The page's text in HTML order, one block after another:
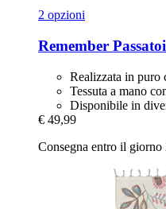
2 opzioni
Remember
Realizzata in puro
Tessuta a mano
Disponibile in
€ 49,99
Consegna entro il giorno